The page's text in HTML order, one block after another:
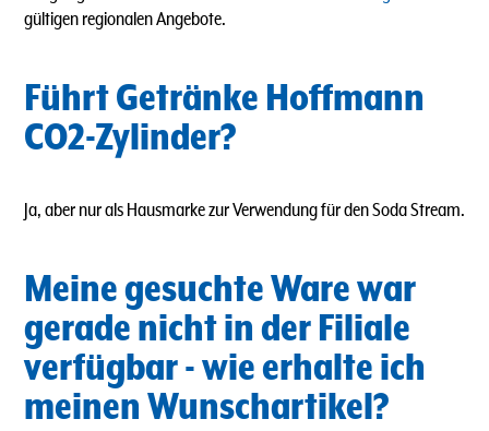
gültigen regionalen Angebote.
Führt Getränke Hoffmann
CO2-Zylinder?
Ja, aber nur als Hausmarke zur Verwendung für den Soda Stream.
Meine gesuchte Ware war
gerade nicht in der Filiale
verfügbar - wie erhalte ich
meinen Wunschartikel?